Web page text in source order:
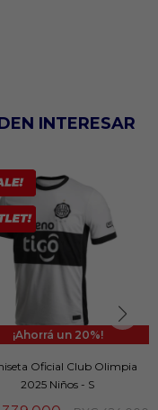
INTERESAR
20
Oficial Club Olimpia
2025 Niños - S